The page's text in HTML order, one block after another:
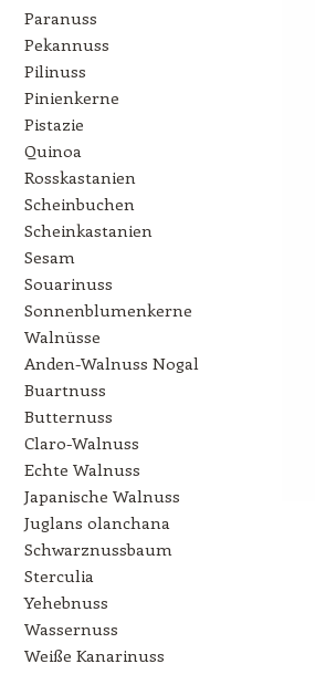
Paranuss
Pekannuss
Pilinuss
Pinienkerne
Pistazie
Quinoa
Rosskastanien
Scheinbuchen
Scheinkastanien
Sesam
Souarinuss
Sonnenblumenkerne
Walnüsse
Anden-Walnuss Nogal
Buartnuss
Butternuss
Claro-Walnuss
Echte Walnuss
Japanische Walnuss
Juglans olanchana
Schwarznussbaum
Sterculia
Yehebnuss
Wassernuss
Weiße Kanarinuss